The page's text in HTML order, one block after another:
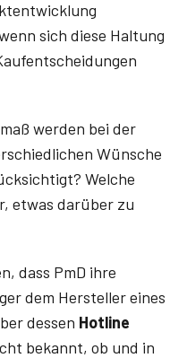
sich diese Haltung
werden bei der
Wünsche
Welche
etwas darüber zu
dass PmD ihre
dem Hersteller eines
dessen Hotline
bekannt, ob und in